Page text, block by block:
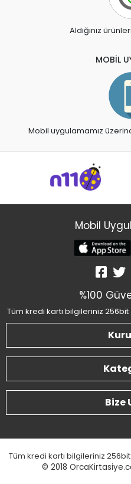
Aldığınız
MOBİL
Mobil uygulamamız
Mobil
%100
Tüm kredi kartı bilgileriniz
Bize
Tüm kredi kartı bilgileriniz
© 2018